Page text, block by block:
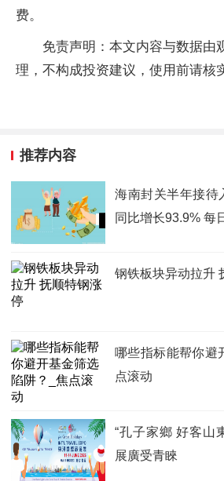
费。
免责声明：本文内容与数据由
理，不构成投资建议，使用前请核
推荐内容
海南封关半年接待
同比增长93.9% 每
钢铁板块异动拉升
哪些指标能帮你避
点滚动
“孔子家鄉 好客山
展廣受青睞